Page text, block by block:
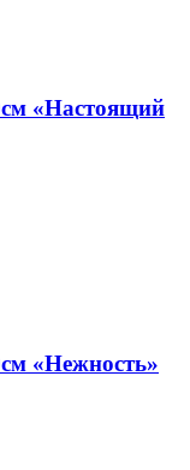
«Настоящий
«Нежность»